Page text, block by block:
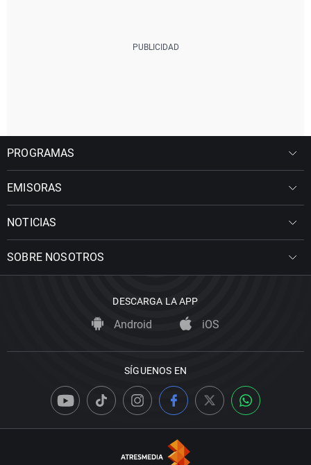
PROGRAMAS
EMISORAS
NOTICIAS
SOBRE NOSOTROS
DESCARGA LA APP
Android iOS
SÍGUENOS EN